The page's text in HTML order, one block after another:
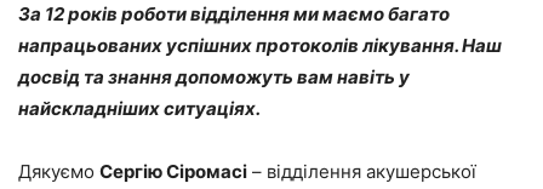
За 12 років роботи відділення ми маємо багато
напрацьованих успішних протоколів лікування. Наш
досвід та знання допоможуть вам навіть у
найскладніших ситуаціях.
Дякуємо Сергію Сіромасі – відділення акушерської